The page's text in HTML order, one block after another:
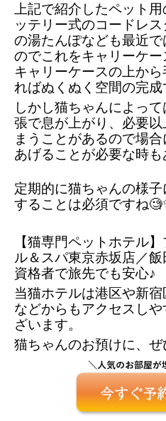
上記で紹介したペット
ッテリー式のコードレ
の湯たんぽなども最近
のでこれをキャリーケー
キャリーケースの上か
ればぬくぬく空間の完成
しかし猫ちゃんによっ
張で息が上がり、必要
まうことがあるので場
あげることが必要な時も
定期的に猫ちゃんの様
することは必須ですね
【猫専門ペットホテル
ル＆スパ東京赤坂店／
資格者で旅先でも安心♪
当猫ホテルは港区や新
などからもアクセスし
ざいます。
猫ちゃんのお預けに、